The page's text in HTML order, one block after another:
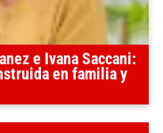
e Ivana Saccani:
en familia y